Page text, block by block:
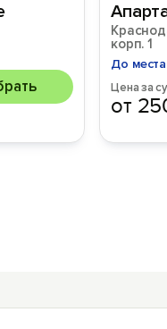
корп. 1
До
Цена за
от